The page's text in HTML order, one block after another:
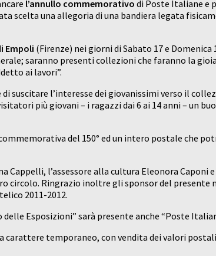
l’annullo commemorativo di Poste Italiane e
scelta una allegoria di una bandiera legata
Empoli (Firenze) nei giorni di Sabato 17 e Domenica
saranno presenti collezioni che faranno la
ai lavori”.
di suscitare l’interesse dei giovanissimi verso il
più giovani – i ragazzi dai 6 ai 14 anni – un
del 150° ed un intero postale che
Cappelli, l’assessore alla cultura Eleonora
circolo. Ringrazio inoltre gli sponsor del
2011-2012.
Esposizioni” sarà presente anche “Poste
carattere temporaneo, con vendita dei valori